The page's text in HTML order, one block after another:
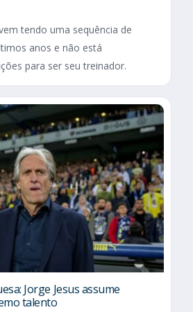
tendo uma sequência de
anos e não está
para ser seu treinador.
Jorge Jesus assume
talento